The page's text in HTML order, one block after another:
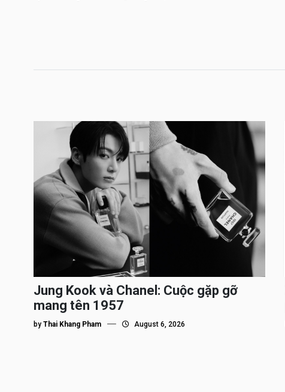
Jung Kook và Chanel: Cuộc gặp gỡ
mang tên 1957
by Thai Khang Pham August 6, 2026